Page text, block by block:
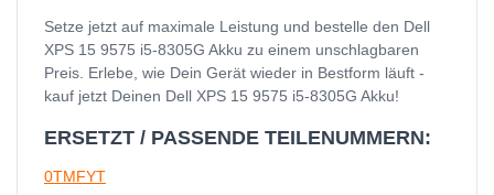
Setze jetzt auf maximale Leistung und bestelle den Dell
XPS 15 9575 i5-8305G Akku zu einem unschlagbaren
Preis. Erlebe, wie Dein Gerät wieder in Bestform läuft -
kauf jetzt Deinen Dell XPS 15 9575 i5-8305G Akku!
ERSETZT / PASSENDE TEILENUMMERN:
0TMFYT